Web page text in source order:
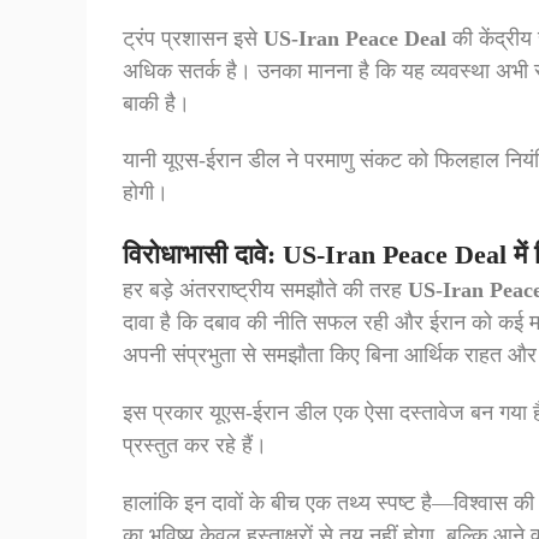
ट्रंप प्रशासन इसे US-Iran Peace Deal की केंद्रीय
अधिक सतर्क है। उनका मानना है कि यह व्यवस्था अभी
बाकी है।
यानी यूएस-ईरान डील ने परमाणु संकट को फिलहाल
होगी।
विरोधाभासी दावे: US-Iran Peace Deal में
हर बड़े अंतरराष्ट्रीय समझौते की तरह US-Iran
दावा है कि दबाव की नीति सफल रही और ईरान को कई
अपनी संप्रभुता से समझौता किए बिना आर्थिक राहत
इस प्रकार यूएस-ईरान डील एक ऐसा दस्तावेज बन
प्रस्तुत कर रहे हैं।
हालांकि इन दावों के बीच एक तथ्य स्पष्ट है—विश्वास